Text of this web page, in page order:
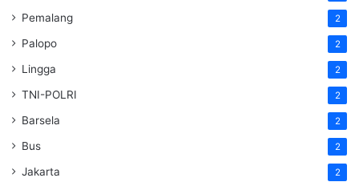
Pemalang 2
Palopo 2
Lingga 2
TNI-POLRI 2
Barsela 2
Bus 2
Jakarta 2